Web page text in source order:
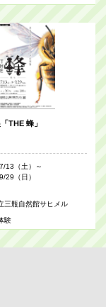
THE 蜂」
13（土）～
29（日）
三瓶自然館サヒメル
験